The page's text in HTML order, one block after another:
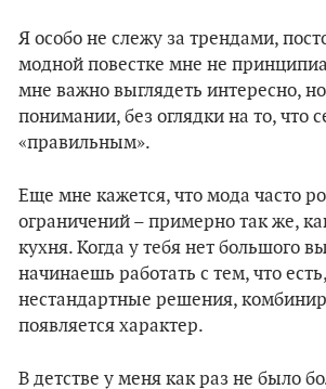
Я особо не слежу за трендами,
модной повестке мне не
мне важно выглядеть интересно,
понимании, без оглядки на то, что
«правильным».
Еще мне кажется, что мода часто
ограничений – примерно так же,
кухня. Когда у тебя нет большого
начинаешь работать с тем, что
нестандартные решения,
появляется характер.
В детстве у меня как раз не было